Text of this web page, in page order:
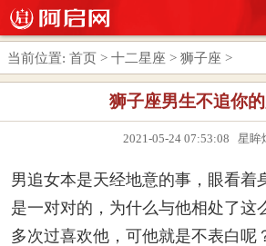
当前位置: 首页 > 十二星座 > 狮子座 >
狮子座男生不追你
2021-05-24 07:53:08 星眸
男追女本是天经地意的事，眼看着
是一对对的，为什么与他相处了这
多次过喜欢他，可他就是不表白呢